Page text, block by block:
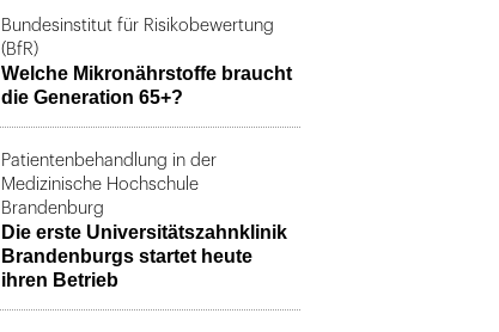
Bundesinstitut für Risikobewertung
(BfR)
Welche Mikronährstoffe braucht
die Generation 65+?
Patientenbehandlung in der
Medizinische Hochschule
Brandenburg
Die erste Universitätszahnklinik
Brandenburgs startet heute
ihren Betrieb